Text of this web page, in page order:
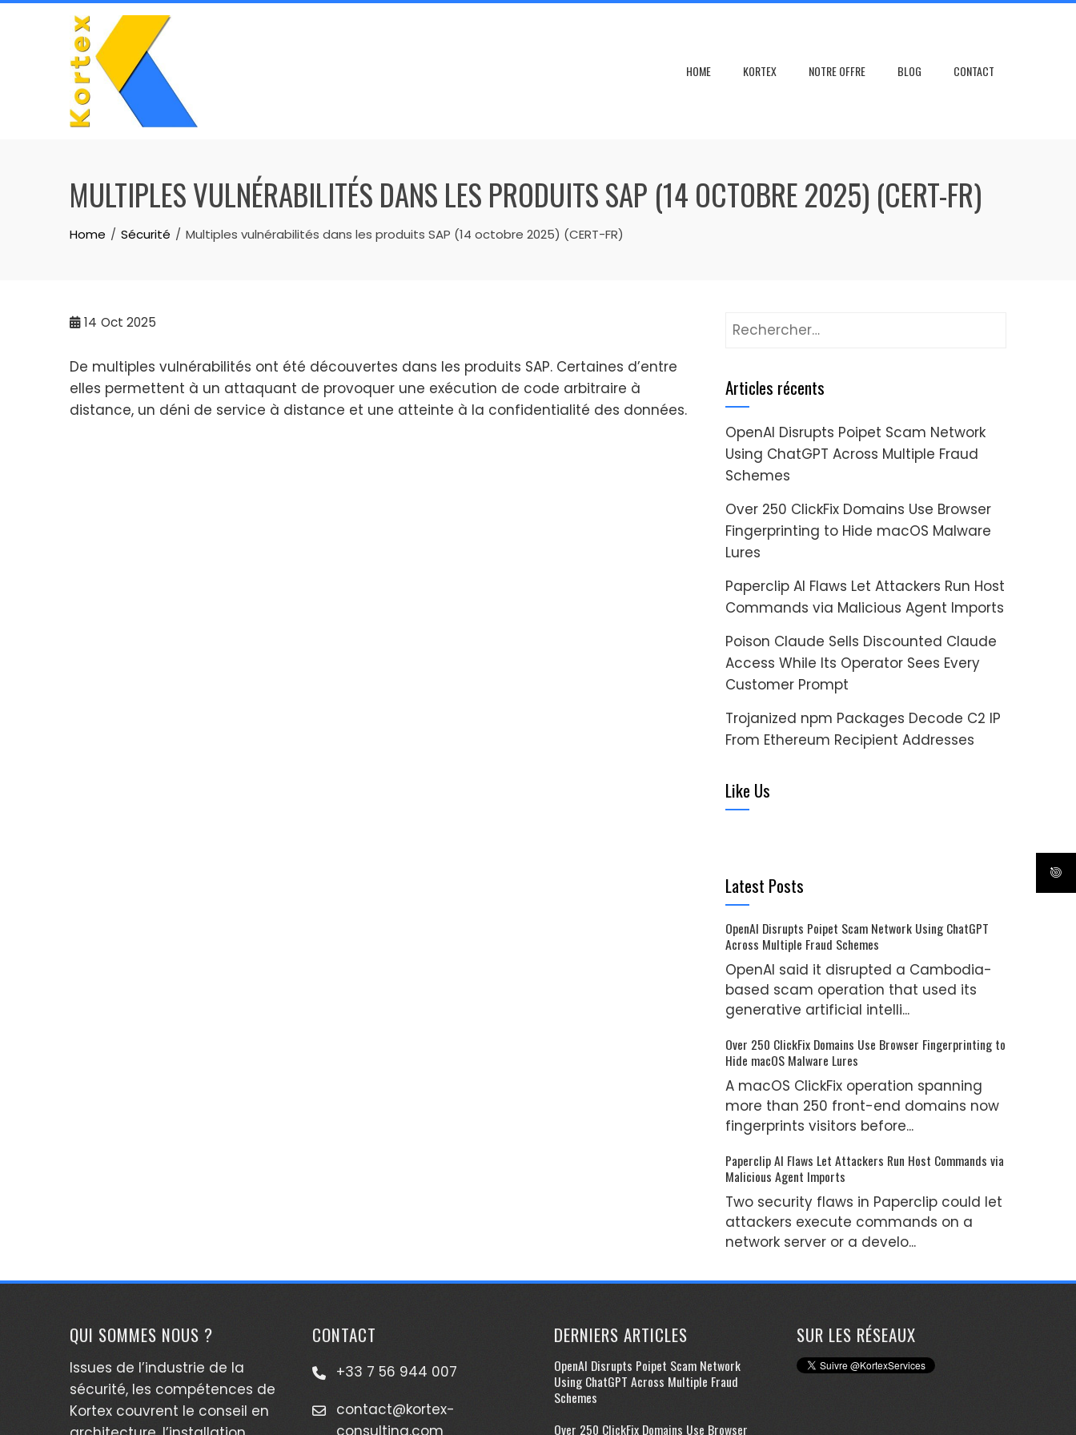
Skip
HOME KORTEX NOTRE OFFRE BLOG CONTACT
MULTIPLES VULNÉRABILITÉS DANS LES PRODUITS SAP (14 OCTOBRE 2025) (CERT-FR)
Home Sécurité Multiples vulnérabilités dans les produits SAP (14 octobre 2025) (CERT-FR)
14 Oct 2025
De multiples vulnérabilités ont été découvertes dans les produits SAP. Certaines d’entre
elles permettent à un attaquant de provoquer une exécution de code arbitraire à
distance, un déni de service à distance et une atteinte à la confidentialité des données.
Rechercher :
Articles récents
OpenAI Disrupts Poipet Scam Network
Using ChatGPT Across Multiple Fraud
Schemes
Over 250 ClickFix Domains Use Browser
Fingerprinting to Hide macOS Malware
Lures
Paperclip AI Flaws Let Attackers Run Host
Commands via Malicious Agent Imports
Poison Claude Sells Discounted Claude
Access While Its Operator Sees Every
Customer Prompt
Trojanized npm Packages Decode C2 IP
From Ethereum Recipient Addresses
Like Us
Latest Posts
OpenAI Disrupts Poipet Scam Network Using ChatGPT
Across Multiple Fraud Schemes
OpenAI said it disrupted a Cambodia-
based scam operation that used its
generative artificial intelli...
Over 250 ClickFix Domains Use Browser Fingerprinting to
Hide macOS Malware Lures
A macOS ClickFix operation spanning
more than 250 front-end domains now
fingerprints visitors before...
Paperclip AI Flaws Let Attackers Run Host Commands via
Malicious Agent Imports
Two security flaws in Paperclip could let
attackers execute commands on a
network server or a develo...
QUI SOMMES NOUS ?
Issues de l’industrie de la
sécurité, les compétences de
Kortex couvrent le conseil en
CONTACT
+33 7 56 944 007
contact@kortex-
consulting.com
DERNIERS ARTICLES
OpenAI Disrupts Poipet Scam Network
Using ChatGPT Across Multiple Fraud
Schemes
Over 250 ClickFix Domains Use Browser
SUR LES RÉSEAUX